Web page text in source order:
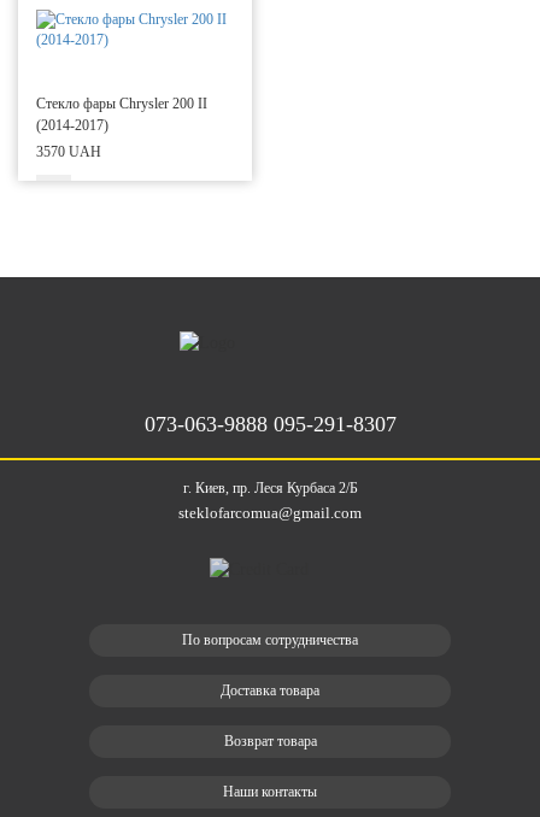
Стекло фары Chrysler 200 II
(2014-2017)
3570 UAH
073-063-9888 095-291-8307
г. Киев, пр. Леся Курбаса 2/Б
steklofarcomua@gmail.com
По вопросам сотрудничества
Доставка товара
Возврат товара
Наши контакты